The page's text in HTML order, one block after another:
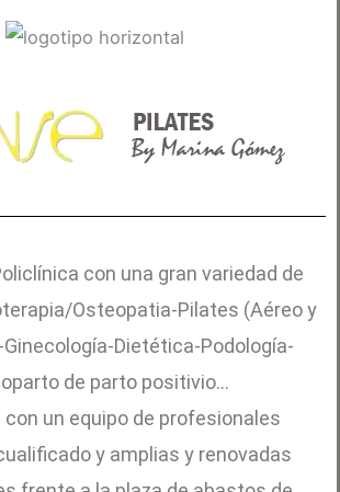
con una gran variedad de
Osteopatia-Pilates (Aéreo y
Dietética-Podología-
de parto positivio…
un equipo de profesionales
y amplias y renovadas